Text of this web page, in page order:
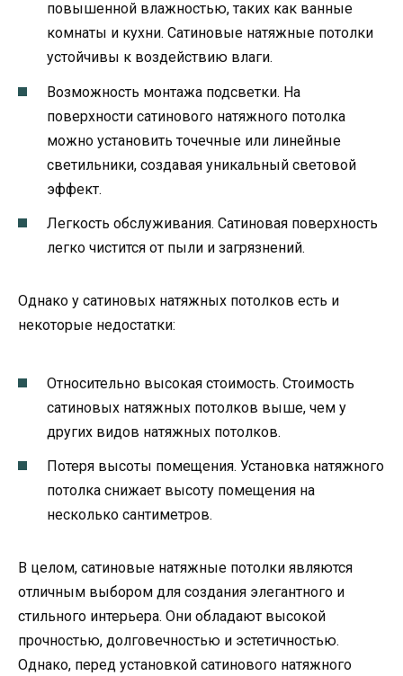
повышенной влажностью, таких как ванные
комнаты и кухни. Сатиновые натяжные потолки
устойчивы к воздействию влаги.
Возможность монтажа подсветки. На
поверхности сатинового натяжного потолка
можно установить точечные или линейные
светильники, создавая уникальный световой
эффект.
Легкость обслуживания. Сатиновая поверхность
легко чистится от пыли и загрязнений.
Однако у сатиновых натяжных потолков есть и
некоторые недостатки:
Относительно высокая стоимость. Стоимость
сатиновых натяжных потолков выше, чем у
других видов натяжных потолков.
Потеря высоты помещения. Установка натяжного
потолка снижает высоту помещения на
несколько сантиметров.
В целом, сатиновые натяжные потолки являются
отличным выбором для создания элегантного и
стильного интерьера. Они обладают высокой
прочностью, долговечностью и эстетичностью.
Однако, перед установкой сатинового натяжного